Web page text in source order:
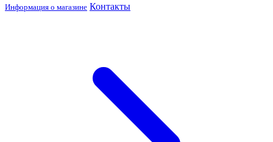
Информация о магазине Контакты